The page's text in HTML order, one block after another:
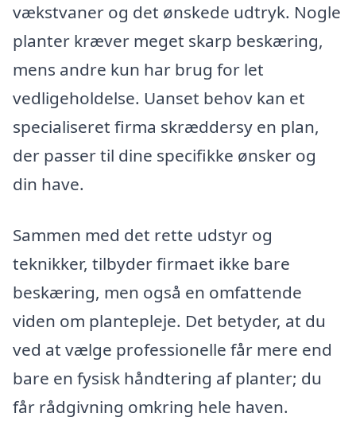
vækstvaner og det ønskede udtryk. Nogle
planter kræver meget skarp beskæring,
mens andre kun har brug for let
vedligeholdelse. Uanset behov kan et
specialiseret firma skræddersy en plan,
der passer til dine specifikke ønsker og
din have.
Sammen med det rette udstyr og
teknikker, tilbyder firmaet ikke bare
beskæring, men også en omfattende
viden om plantepleje. Det betyder, at du
ved at vælge professionelle får mere end
bare en fysisk håndtering af planter; du
får rådgivning omkring hele haven.